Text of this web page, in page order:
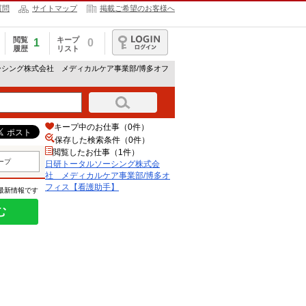
問 サイトマップ 掲載ご希望のお客様へ
閲覧
履歴
1
キープ
リスト
0
ログイン
シング株式会社 メディカルケア事業部/博多オフ
プ
新情報です
キープ中のお仕事（0件）
保存した検索条件（0件）
閲覧したお仕事（1件）
日研トータルソーシング株式会
社 メディカルケア事業部/博多オ
フィス【看護助手】